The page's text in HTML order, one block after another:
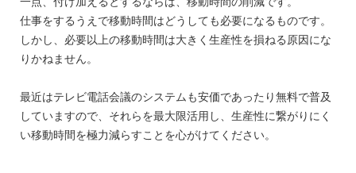
仕事をするうえで移動時間はどうしても必要になるものです。
しかし、必要以上の移動時間は大きく生産性を損ねる原因にな
りかねません。
最近はテレビ電話会議のシステムも安価であったり無料で普及
していますので、それらを最大限活用し、生産性に繋がりにく
い移動時間を極力減らすことを心がけてください。